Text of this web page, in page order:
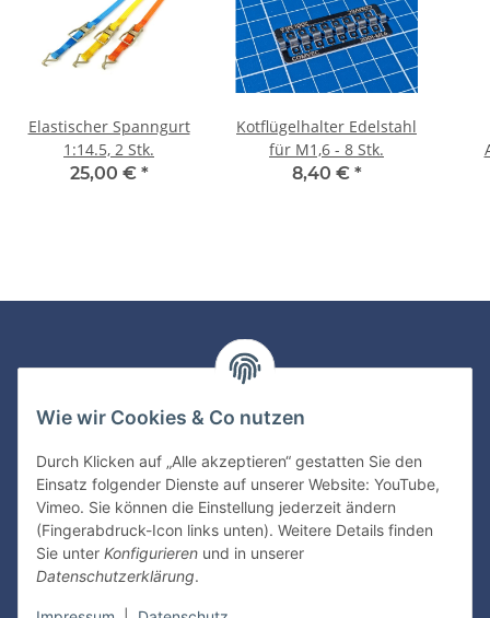
Elastischer Spanngurt
1:14.5, 2 Stk.
25,00 € *
Kotflügelhalter Edelstahl
für M1,6 - 8 Stk.
8,40 € *
Newsletter Abonnieren
Bitte senden Sie mir entsprechend Ihrer
Datenschutzerklärungregelmäßig und jederzeit widerruflich
Informationen zu Ihrem Produktsortiment per E-Mail zu.
Abonnieren
Informationen
Wie wir Cookies & Co nutzen
Durch Klicken auf „Alle akzeptieren“ gestatten Sie den
Einsatz folgender Dienste auf unserer Website: YouTube,
Vimeo. Sie können die Einstellung jederzeit ändern
(Fingerabdruck-Icon links unten). Weitere Details finden
Sie unter Konfigurieren und in unserer
Datenschutzerklärung.